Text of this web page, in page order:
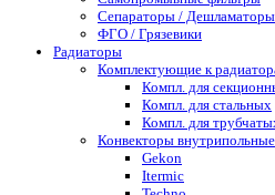
Сепараторы / Дешламаторы
ФГО / Грязевики
Радиаторы
Комплектующие к
Компл. для
Компл. для стальных
Компл. для
Конвекторы внутрипольные
Gekon
Itermic